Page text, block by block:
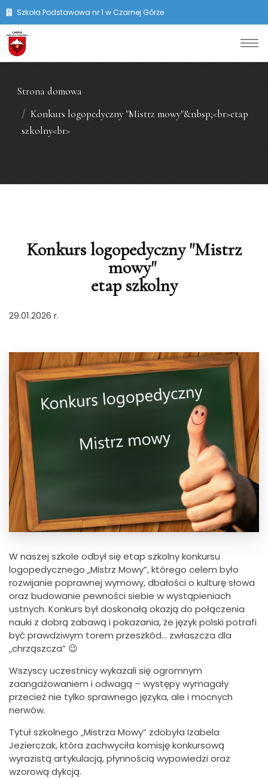
Szkoła Podstawowa nr 1 w Czarnej Górze
Strona domowa
Konkurs logopedyczny "Mistrz mowy"&nbsp;<br>etap
szkolny<br>
Konkurs logopedyczny "Mistrz
mowy"
etap szkolny
29.01.2026 r.
W naszej szkole odbył się etap szkolny konkursu
logopedycznego „Mistrz Mowy”, którego celem było
rozwijanie poprawnej wymowy, dbałości o kulturę słowa
oraz budowanie pewności siebie w wystąpieniach
ustnych. Konkurs był doskonałą okazją do połączenia
nauki z dobrą zabawą i pokazania, że język polski potrafi
być prawdziwym torem przeszkód… zwłaszcza dla
„chrząszcza” 😉
Wszyscy uczestnicy wykazali się ogromnym
zaangażowaniem i odwagą – występy wymagały
przecież nie tylko sprawnego języka, ale i mocnych
nerwów.
Tytuł szkolnego „Mistrza Mowy” zdobyła Izabela
Jezierczak, która zachwyciła komisję konkursową
wyrazistą artykulacją, płynnością wypowiedzi oraz
wzorową dykcją.